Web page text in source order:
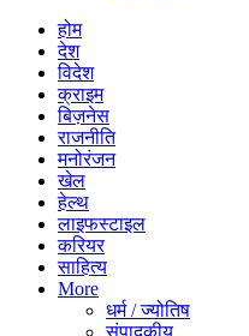
होम
देश
विदेश
क्राइम
बिज़नेस
राजनीति
मनोरंजन
खेल
हेल्थ
लाइफस्टाइल
करियर
साहित्य
More
धर्म / ज्योतिष
संपादकीय